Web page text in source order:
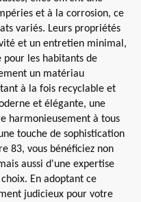
et à la corrosion, ce
variés. Leurs propriétés
et un entretien minimal,
pour les habitants de
un matériau
à la fois recyclable et
et élégante, une
harmonieusement à tous
touche de sophistication
83, vous bénéficiez non
aussi d'une expertise
En adoptant ce
judicieux pour votre